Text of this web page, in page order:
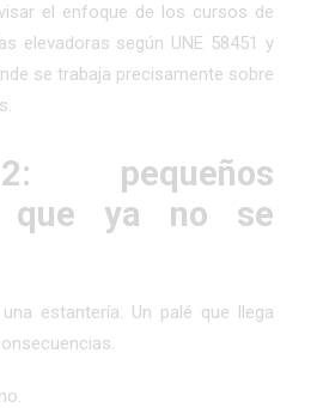
el enfoque de los cursos de
elevadoras según UNE 58451 y
se trabaja precisamente sobre
pequeños
que ya no se
estantería. Un palé que llega